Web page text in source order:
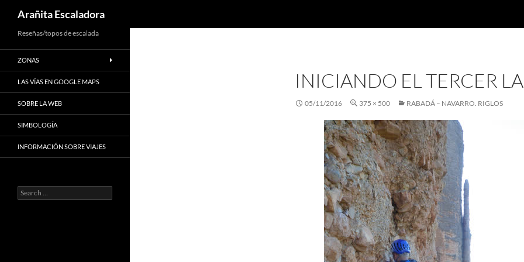
to
content
Arañita Escaladora
INICIANDO EL TERCER
05/11/2016 375 × 500 RABADÁ – NAVARRO. RIGLOS
Reseñas/topos de escalada
ZONAS
LAS VÍAS EN GOOGLE MAPS
SOBRE LA WEB
SIMBOLOGÍA
INFORMACIÓN SOBRE VIAJES
Search
for: